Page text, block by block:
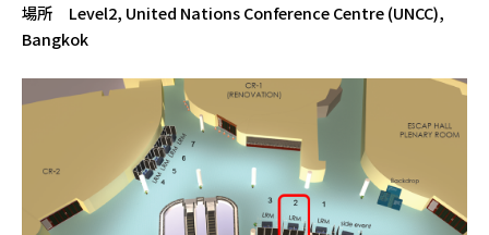
場所 Level2, United Nations Conference Centre (UNCC),
Bangkok